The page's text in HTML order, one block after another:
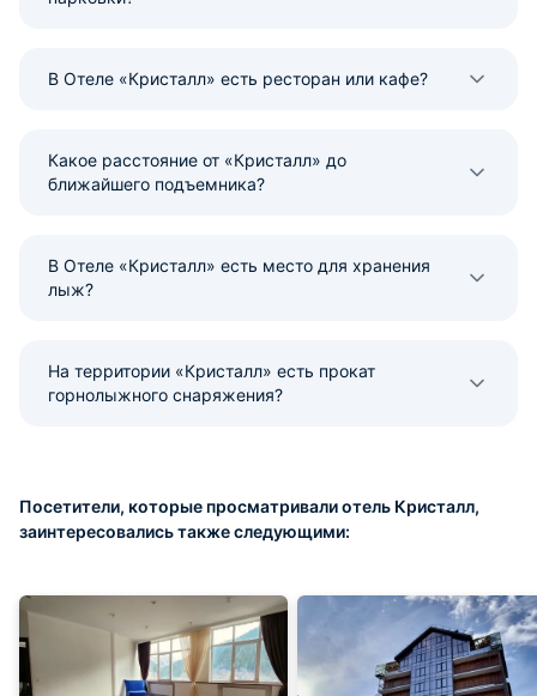
В Отеле «Кристалл» есть ресторан или кафе?
Какое расстояние от «Кристалл» до
ближайшего подъемника?
В Отеле «Кристалл» есть место для хранения
лыж?
На территории «Кристалл» есть прокат
горнолыжного снаряжения?
Посетители, которые просматривали отель Кристалл,
заинтересовались также следующими: